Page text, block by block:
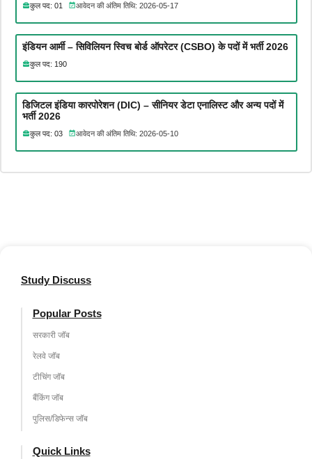
कुल पद: 01 आवेदन की अंतिम तिथि: 2026-05-17
इंडियन आर्मी – सिविलियन स्विच बोर्ड ऑपरेटर (CSBO) के पदों में भर्ती 2026
कुल पद: 190
डिजिटल इंडिया कारपोरेशन (DIC) – सीनियर डेटा एनालिस्ट और अन्य पदों में
भर्ती 2026
कुल पद: 03 आवेदन की अंतिम तिथि: 2026-05-10
Study Discuss
Popular Posts
सरकारी जॉब
रेलवे जॉब
टीचिंग जॉब
बैंकिंग जॉब
पुलिस/डिफेन्स जॉब
Quick Links